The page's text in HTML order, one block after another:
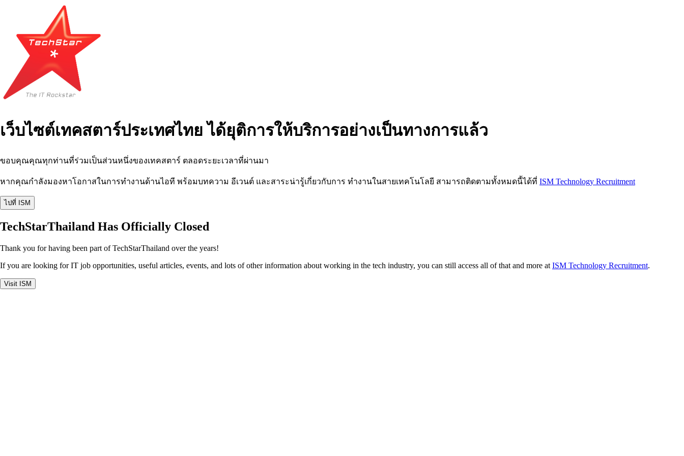
เว็บไซต์เทคสตาร์ประเทศไทย ได้ยุติการให้บริการอย่างเป็นทางการแล้ว
ขอบคุณคุณทุกท่านที่ร่วมเป็นส่วนหนึ่งของเทคสตาร์ ตลอดระยะเวลาที่ผ่านมา
หากคุณกำลังมองหาโอกาสในการทำงานด้านไอที พร้อมบทความ อีเวนต์ และสาระน่ารู้เกี่ยวกับการ ทำงานในสายเทคโนโลยี สามารถติดตามทั้งหมดนี้ได้ที่ ISM Technology Recruitment
ไปที่ ISM
TechStarThailand Has Officially Closed
Thank you for having been part of TechStarThailand over the years!
If you are looking for IT job opportunities, useful articles, events, and lots of other information about working in the tech industry, you can still access all of that and more at ISM Technology Recruitment.
Visit ISM